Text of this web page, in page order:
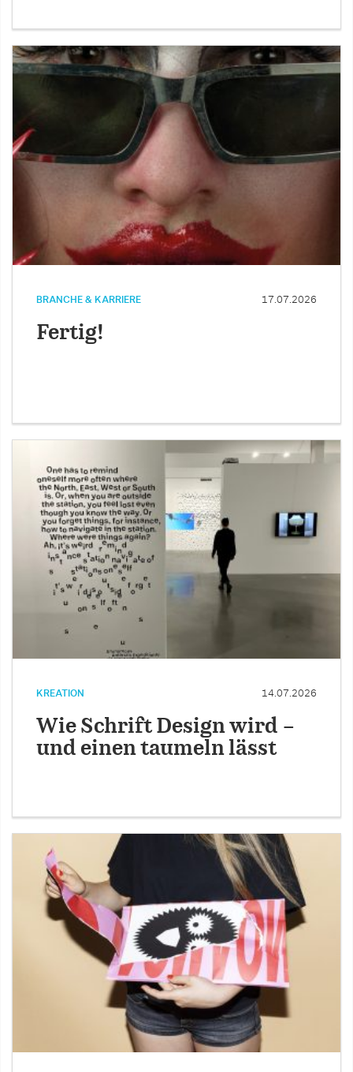
BRANCHE & KARRIERE 17.07.2026
Fertig!
KREATION 14.07.2026
Wie Schrift Design wird –
und einen taumeln lässt